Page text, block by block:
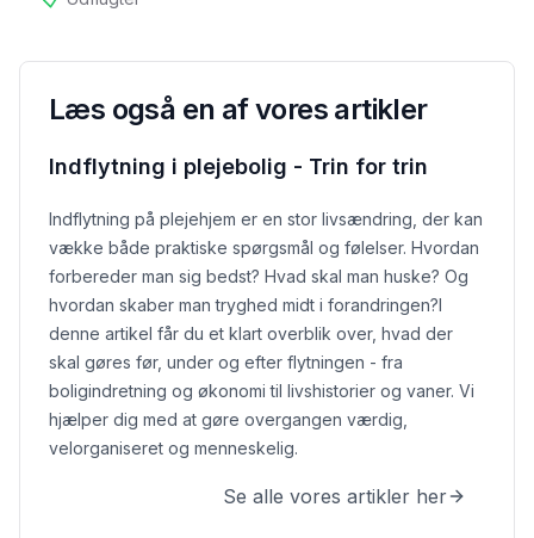
tilgængelig
Læs også en af vores artikler
Indflytning i plejebolig - Trin for trin
Indflytning på plejehjem er en stor livsændring, der kan
vække både praktiske spørgsmål og følelser. Hvordan
forbereder man sig bedst? Hvad skal man huske? Og
hvordan skaber man tryghed midt i forandringen?I
denne artikel får du et klart overblik over, hvad der
skal gøres før, under og efter flytningen - fra
boligindretning og økonomi til livshistorier og vaner. Vi
hjælper dig med at gøre overgangen værdig,
velorganiseret og menneskelig.
Se alle vores artikler her